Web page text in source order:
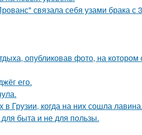
связала себя узами брака с
опубликовав фото, на котором
его.
Грузии, когда на них сошла лавина.
быта и не для пользы.